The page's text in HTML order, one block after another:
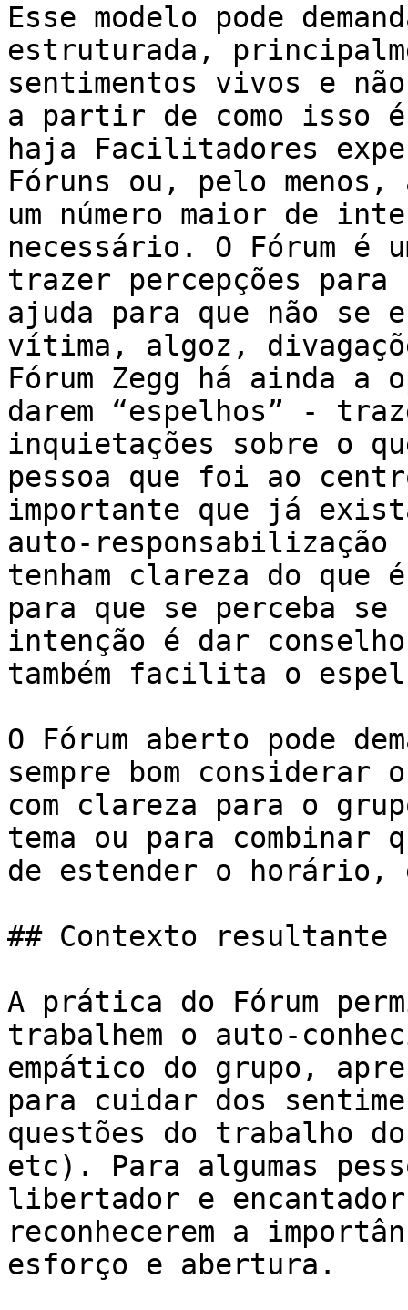
Esse modelo pode
estruturada,
sentimentos vivos e
a partir de como isso
haja Facilitadores
Fóruns ou, pelo
um número maior de
necessário. O Fórum é
trazer percepções
ajuda para que não se
vítima, algoz,
Fórum Zegg há ainda a
darem “espelhos” -
inquietações sobre o
pessoa que foi ao
importante que já
auto-responsabilização
tenham clareza do que
para que se perceba
intenção é dar
também facilita o
O Fórum aberto pode
sempre bom
com clareza para o
tema ou para combinar
de estender o horário,
## Contexto resultante
A prática do Fórum
trabalhem o auto-
empático do grupo,
para cuidar dos
questões do trabalho
etc). Para algumas
libertador e
reconhecerem a
esforço e abertura.